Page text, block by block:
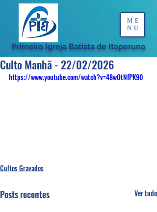
Primeira Igreja Batista de Itaperuna
ME
NU
Culto Manhã - 22/02/2026
https://www.youtube.com/watch?v=48wOtNfPK90
Cultos Gravados
Posts recentes Ver tudo